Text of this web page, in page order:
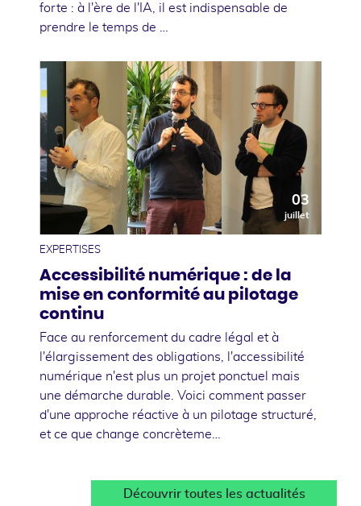
forte : à l'ère de l'IA, il est indispensable de
prendre le temps de …
03
juillet
EXPERTISES
Accessibilité numérique : de la
mise en conformité au pilotage
continu
Face au renforcement du cadre légal et à
l'élargissement des obligations, l'accessibilité
numérique n'est plus un projet ponctuel mais
une démarche durable. Voici comment passer
d'une approche réactive à un pilotage structuré,
et ce que change concrèteme…
Découvrir toutes les actualités